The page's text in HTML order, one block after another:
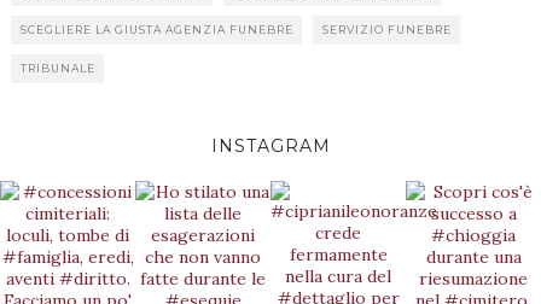
SCEGLIERE LA GIUSTA AGENZIA FUNEBRE SERVIZIO FUNEBRE
TRIBUNALE
INSTAGRAM